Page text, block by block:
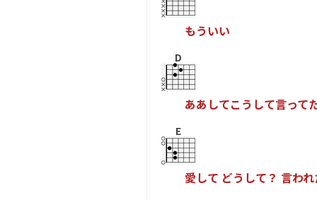
もういい
D
ああ してこ う して言って
E
愛して どう して ？ 言われ